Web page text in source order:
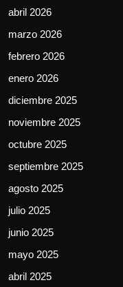
abril 2026
marzo 2026
febrero 2026
enero 2026
diciembre 2025
noviembre 2025
octubre 2025
septiembre 2025
agosto 2025
julio 2025
junio 2025
mayo 2025
abril 2025